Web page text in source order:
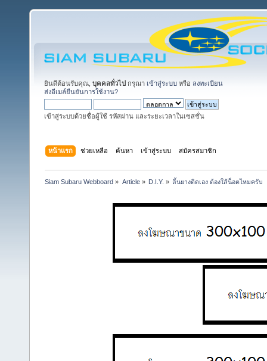
ยินดีต้อนรับคุณ, บุคคลทั่วไป กรุณา เข้าสู่ระบบ หรือ ลงทะเบียน
ส่งอีเมล์ยืนยันการใช้งาน?
เข้าสู่ระบบด้วยชื่อผู้ใช้ รหัสผ่าน และระยะเวลาในเซสชั่น
หน้าแรก ช่วยเหลือ ค้นหา เข้าสู่ระบบ สมัครสมาชิก
Siam Subaru Webboard » Article» D.I.Y. » ลิ้นยางติดเอง ต้องใส้น็อตไหมครับ